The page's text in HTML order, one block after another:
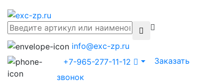
info@exc-zp.ru
+7-965-277-11-12
Заказать
звонок